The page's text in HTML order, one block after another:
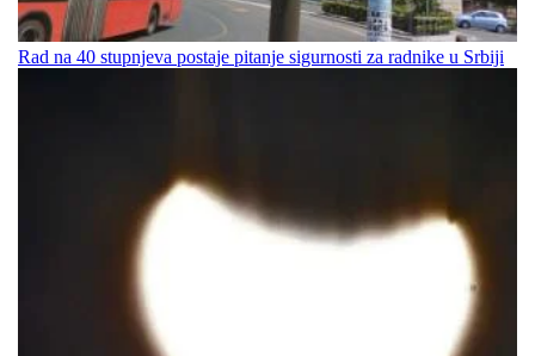
Rad na 40 stupnjeva postaje pitanje sigurnosti za radnike u Srbiji